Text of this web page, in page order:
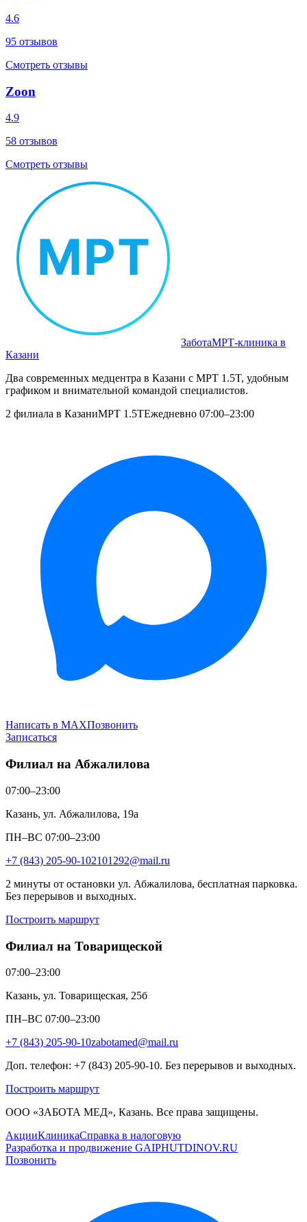
4.6
95 отзывов
Смотреть отзывы
Zoon
4.9
58 отзывов
Смотреть отзывы
ЗаботаМРТ‑клиника в
Казани
Два современных медцентра в Казани с МРТ 1.5T, удобным
графиком и внимательной командой специалистов.
2 филиала в КазаниМРТ 1.5TЕжедневно 07:00–23:00
Написать в MAXПозвонить
Записаться
Филиал на Абжалилова
07:00–23:00
Казань, ул. Абжалилова, 19а
ПН–ВС 07:00–23:00
+7 (843) 205-90-102101292@mail.ru
2 минуты от остановки ул. Абжалилова, бесплатная парковка.
Без перерывов и выходных.
Построить маршрут
Филиал на Товарищеской
07:00–23:00
Казань, ул. Товарищеская, 25б
ПН–ВС 07:00–23:00
+7 (843) 205-90-10zabotamed@mail.ru
Доп. телефон: +7 (843) 205-90-10. Без перерывов и выходных.
Построить маршрут
ООО «ЗАБОТА МЕД», Казань. Все права защищены.
АкцииКлиникаСправка в налоговую
Разработка и продвижение GAIPHUTDINOV.RU
Позвонить